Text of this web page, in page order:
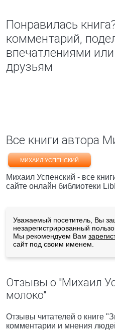
Понравилась
комментарий,
впечатлениями
друзьям
Все книги автора
МИХАИЛ УСПЕНСКИЙ
Михаил Успенский - все
сайте онлайн библиотеки
Уважаемый посетитель, Вы
незарегистрированный
Мы рекомендуем Вам
сайт под своим именем.
Отзывы о "Михаил
молоко"
Отзывы читателей о книге
комментарии и мнения